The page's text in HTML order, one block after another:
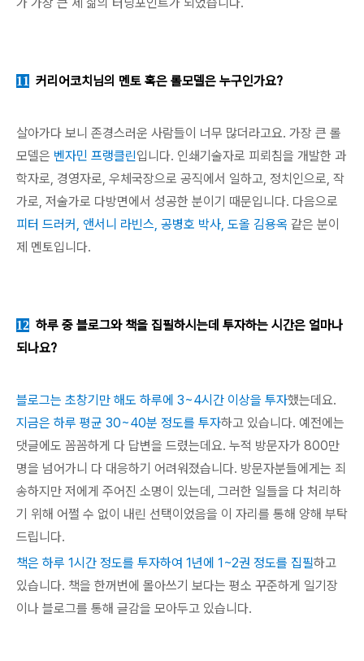
11 커리어코치님의 멘토 혹은 롤모델은 누구인가요?
살아가다 보니 존경스러운 사람들이 너무 많더라고요. 가장 큰 롤
모델은 벤자민 프랭클린입니다. 인쇄기술자로 피뢰침을 개발한 과
학자로, 경영자로, 우체국장으로 공직에서 일하고, 정치인으로, 작
가로, 저술가로 다방면에서 성공한 분이기 때문입니다. 다음으로
피터 드러커, 앤서니 라빈스, 공병호 박사, 도올 김용옥 같은 분이
제 멘토입니다.
12 하루 중 블로그와 책을 집필하시는데 투자하는 시간은 얼마나
되나요?
블로그는 초창기만 해도 하루에 3~4시간 이상을 투자했는데요.
지금은 하루 평균 30~40분 정도를 투자하고 있습니다. 예전에는
댓글에도 꼼꼼하게 다 답변을 드렸는데요. 누적 방문자가 800만
명을 넘어가니 다 대응하기 어려워졌습니다. 방문자분들에게는 죄
송하지만 저에게 주어진 소명이 있는데, 그러한 일들을 다 처리하
기 위해 어쩔 수 없이 내린 선택이었음을 이 자리를 통해 양해 부탁
드립니다.
책은 하루 1시간 정도를 투자하여 1년에 1~2권 정도를 집필하고
있습니다. 책을 한꺼번에 몰아쓰기 보다는 평소 꾸준하게 일기장
이나 블로그를 통해 글감을 모아두고 있습니다.